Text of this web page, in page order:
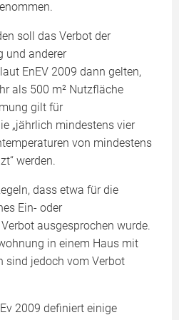
soll das Verbot der
und anderer
EnEV 2009 dann gelten,
als 500 m² Nutzfläche
gilt für
„jährlich mindestens vier
von mindestens
werden.
dass etwa für die
Ein- oder
ausgesprochen wurde.
in einem Haus mit
sind jedoch vom Verbot
2009 definiert einige